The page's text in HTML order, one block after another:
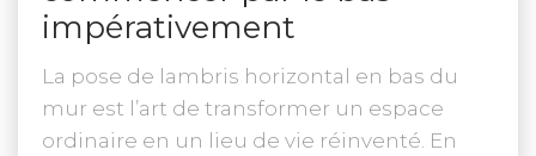
impérativement
La pose de lambris horizontal en bas du
mur est l’art de transformer un espace
ordinaire en un lieu de vie réinventé. En